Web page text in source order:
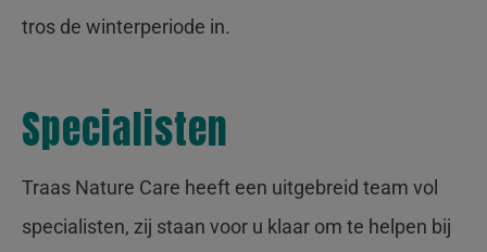
tros de winterperiode in.
Specialisten
Traas Nature Care heeft een uitgebreid team vol
specialisten, zij staan voor u klaar om te helpen bij